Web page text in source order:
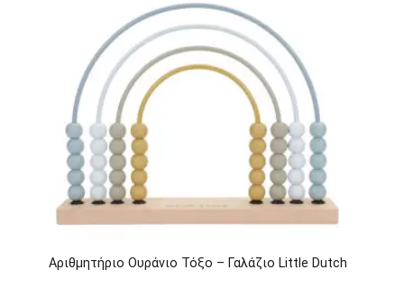
Αριθμητήριο Ουράνιο Τόξο – Γαλάζιο Little Dutch